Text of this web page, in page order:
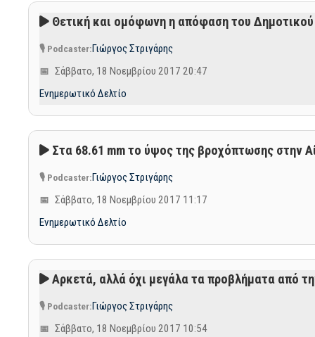
Θετική και ομόφωνη η απόφαση του Δημοτικού
Γιώργος Στριγάρης
Σάββατο, 18 Νοεμβρίου 2017 20:47
Ενημερωτικό Δελτίο
Στα 68.61 mm το ύψος της βροχόπτωσης στην
Γιώργος Στριγάρης
Σάββατο, 18 Νοεμβρίου 2017 11:17
Ενημερωτικό Δελτίο
Αρκετά, αλλά όχι μεγάλα τα προβλήματα από
Γιώργος Στριγάρης
Σάββατο, 18 Νοεμβρίου 2017 10:54